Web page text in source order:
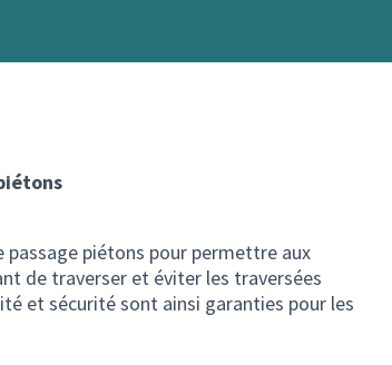
passage piétons pour permettre aux
de traverser et éviter les traversées
et sécurité sont ainsi garanties pour les